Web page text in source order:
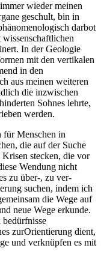
wieder meinen
geschult, bin in
darbot
In der Geologie
mit den vertikalen
in den
aus meinen weiteren
die inzwischen
Sohnes lehrte,
werden.
für Menschen in
die auf der Suche
stecken, die vor
Wendung nicht
zu über-, zu ver-
suchen, indem ich
die Wege auf
neue Wege erkunde.
zurOrientierung dient,
und verknüpfen es mit